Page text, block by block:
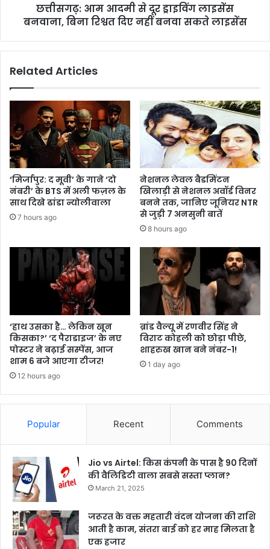
बनवा
लाइसेंस
छत्तीसगढ़: आम आदमी से दूर ड्राइविंग लाइसेंस
बनवाना, बिना रिश्वत दिए नहीं बनवा सकते लाइसेंस
Related Articles
‘मिर्जापुर: द मूवी’ के गाने ‘दो
नंबरी’ के BTS में अली फज़ल के
साथ दिखे ढांडा न्योलीवाला
7 hours ago
नेशनल लेवल बैडमिंटन
खिलाड़ी से नेशनल अवॉर्ड विनर
बनने तक, जानिए जूनियर NTR
से जुड़ी 7 अनसुनी बातें
8 hours ago
‘हाथ उसका है… लेकिन खून
किसका?’ ‘द पैराडाइज’ के नए
पोस्टर ने बढ़ाई सस्पेंस, आज
शाम 6 बजे आएगा टीजर!
12 hours ago
ब्रांड वैल्यू में रणवीर सिंह ने
विराट कोहली को छोड़ा पीछे,
शाहरुख खान बने नंबर-1!
1 day ago
Popular Recent Comments
Jio vs Airtel: किस कंपनी के पास है 90 दिनों
की वैलिडिटी वाला सबसे सस्ता प्लान?
March 21, 2025
जरूरत के वक्त महतारी वंदन योजना की राशि
आती है काम, संतरा बाई को हर माह मिलता है
एक हजार